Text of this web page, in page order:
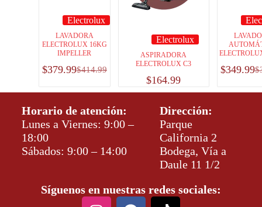
Electrolux
LAVADORA
ELECTROLUX 16KG
IMPELLER
$414.99
$379.99
Electrolux
ASPIRADORA
ELECTROLUX C3
$164.99
$
$349.99
Horario de atención:
Lunes a Viernes: 9:00 –
18:00
Sábados: 9:00 – 14:00
Dirección:
Parque
California 2
Bodega, Vía a
Daule 11 1/2
Síguenos en nuestras redes sociales: